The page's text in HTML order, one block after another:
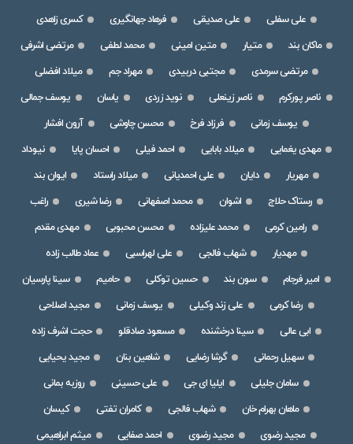
علی سفلی
علی صدیقی فرهاد جهانگیری
کسری زاهدی
ماکان بند
متیار متین امینی محمد لطفی
مرتضی اشرفی
مرتضی سرمدی
مجتبی دربیدی مهراد جم
میلاد افضلی
ناصر پورکرم
ناصر زینعلی نوید زردی یاسان
یوسف جمالی
یوسف زمانی
فرزاد فرخ محسن چاوشی
آرون افشار
مهدی یغمایی
میلاد بابایی احمد فیلی احسان پایا
نیوداد
مهریار
دایان علی احمدیانی میلاد راستاد
ایوان بند
رستاک حلاج
اشوان محمد اصفهانی رضا شیری
راغب
رامین کرمی
محمد علیزاده محسن محبوبی
مهدی مقدم
مهدیار
شهاب فالجی علی لهراسبی
عماد طالب زاده
امیر فرجام
سون بند حسین توکلی حامیم
سینا پارسیان
رضا کرمی
علی زند وکیلی یوسف زمانی
مجید اصلاحی
ابی عالی
سینا درخشنده مسعود صادقلو
حجت اشرف زاده
سهیل رحمانی
گرشا رضایی شاهین بنان
مجید یحیایی
سامان جلیلی
ایلیا ای جی علی حسینی
روزبه بمانی
ماهان بهرام خان
شهاب فالجی کامران تفتی
کیسان
مجید رضوی
مجید رضوی احمد صفایی
میثم ابراهیمی